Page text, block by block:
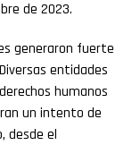
de 2023.
generaron fuerte
entidades
humanos
un intento de
desde el